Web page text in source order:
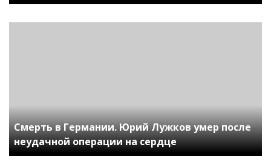
Смерть в Германии. Юрий Лужков умер после
неудачной операции на сердце